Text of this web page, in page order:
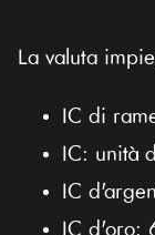
La valuta
IC di
IC: unità
IC
IC d'oro: